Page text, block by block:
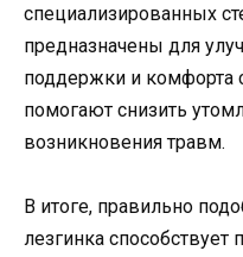
специализированных
предназначены для
поддержки и комфорта
помогают снизить
возникновения травм.
В итоге, правильно
лезгинка